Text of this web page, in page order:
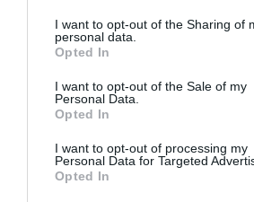
not limited to your visit or usage
grant or deny consent to Google and
use your data for below specified
consent section.
I want to opt-out of the Sharing of
personal data.
Opted In
I want to opt-out of the Sale of my
Personal Data.
Opted In
I want to opt-out of processing my
Personal Data for Targeted
Opted In